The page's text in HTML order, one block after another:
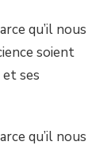
qu’il nous
soient
ses
qu’il nous